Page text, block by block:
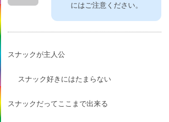
にはご注意ください。
スナックが主人公
スナック好きにはたまらない
スナックだってここまで出来る